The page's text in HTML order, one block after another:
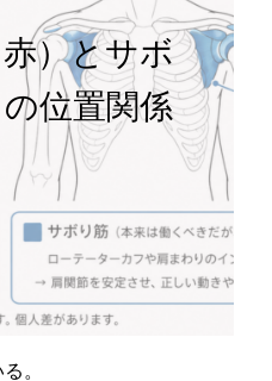
）とサボ
位置関係
。